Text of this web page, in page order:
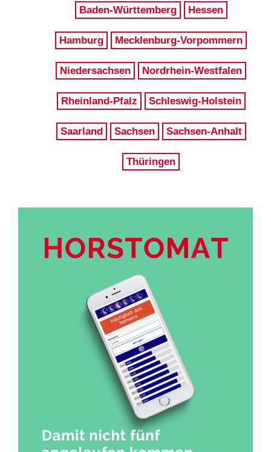
Baden-Württemberg Hessen
Hamburg Mecklenburg-Vorpommern
Niedersachsen Nordrhein-Westfalen
Rheinland-Pfalz Schleswig-Holstein
Saarland Sachsen Sachsen-Anhalt
Thüringen